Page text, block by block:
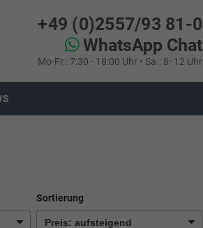
+49 (0)2557/93 81-0
WhatsApp Chat
Mo-Fr.: 7:30 - 18:00 Uhr • Sa.: 8- 12 Uhr
Sortierung